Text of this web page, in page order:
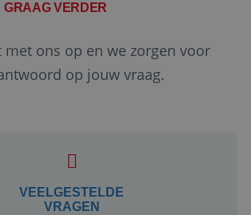
VERDER
met ons op en we zorgen voor
op jouw vraag.
VEELGESTELDE
VRAGEN
Google Privacy Policy